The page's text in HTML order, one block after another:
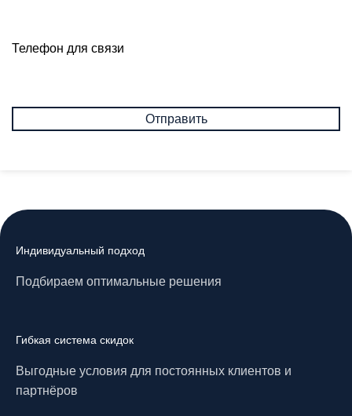
Телефон для связи
Индивидуальный подход
Подбираем оптимальные решения
Гибкая система скидок
Выгодные условия для постоянных клиентов и
партнёров